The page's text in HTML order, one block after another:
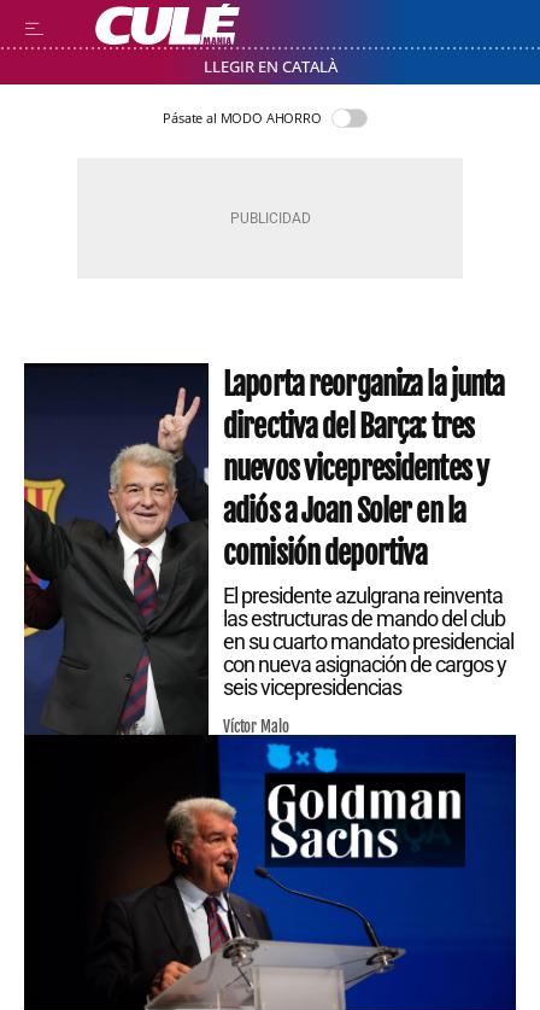
LLEGIR EN CATALÀ
Pásate al MODO AHORRO
Laporta reorganiza la junta
directiva del Barça: tres
nuevos vicepresidentes y
adiós a Joan Soler en la
comisión deportiva
El presidente azulgrana reinventa
las estructuras de mando del club
en su cuarto mandato presidencial
con nueva asignación de cargos y
seis vicepresidencias
Víctor Malo